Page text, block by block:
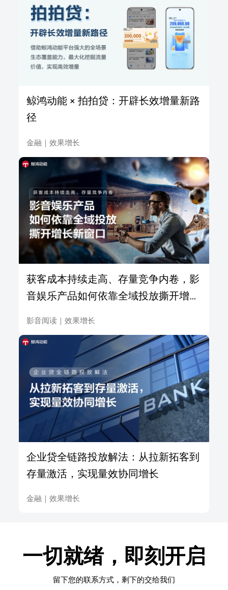
鲸鸿动能 × 拍拍贷：开辟长效增量新路
径
金融 ｜效果增长
获客成本持续走高、存量竞争内卷，影
音娱乐产品如何依靠全域投放撕开增长
影音阅读 ｜效果增长
企业贷全链路投放解法：从拉新拓客到
存量激活，实现量效协同增长
金融 ｜效果增长
一切就绪，即刻开启
留下您的联系方式，剩下的交给我们